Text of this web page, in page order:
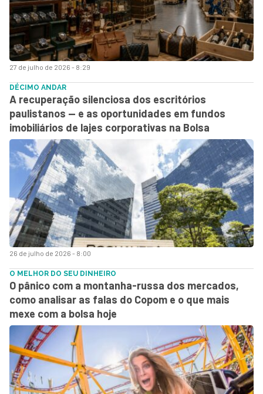
27 de julho de 2026 - 8:29
26 de julho de 2026 - 8:00
DÉCIMO ANDAR
A recuperação silenciosa dos escritórios
paulistanos — e as oportunidades em fundos
imobiliários de lajes corporativas na Bolsa
O MELHOR DO SEU DINHEIRO
O pânico com a montanha-russa dos mercados,
como analisar as falas do Copom e o que mais
mexe com a bolsa hoje